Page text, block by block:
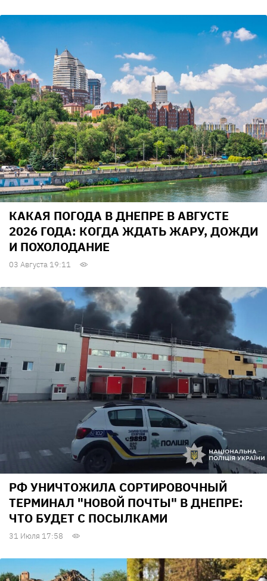
КАКАЯ ПОГОДА В ДНЕПРЕ В АВГУСТЕ
2026 ГОДА: КОГДА ЖДАТЬ ЖАРУ, ДОЖДИ
И ПОХОЛОДАНИЕ
03 Августа 19:11
РФ УНИЧТОЖИЛА СОРТИРОВОЧНЫЙ
ТЕРМИНАЛ "НОВОЙ ПОЧТЫ" В ДНЕПРЕ:
ЧТО БУДЕТ С ПОСЫЛКАМИ
31 Июля 17:58